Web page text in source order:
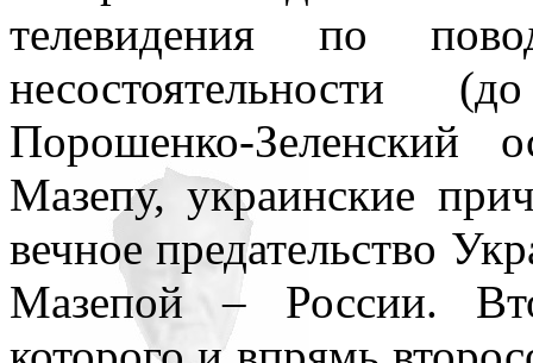
всюду применял как чисто
противопоставляя
подсознательное часто
то обеспечивает любое
одна его часть, которая –
– обеспечивает в
подсознаний автора и
телевидения по
несостоятельности
Порошенко-Зеленский
Мазепу, украинские
вечное предательство
Мазепой – России.